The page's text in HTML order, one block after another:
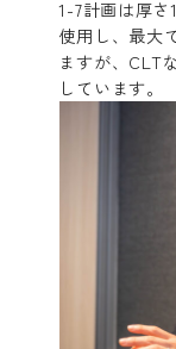
1-7計画は厚さ
使用し、最大
ますが、CLT
しています。